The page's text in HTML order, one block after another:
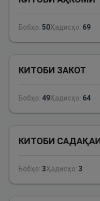
Бобҳо: 50Ҳадисҳо: 69
КИТОБИ ЗАКОТ
Бобҳо: 49Ҳадисҳо: 64
КИТОБИ
Бобҳо: 3Ҳадисҳо: 3